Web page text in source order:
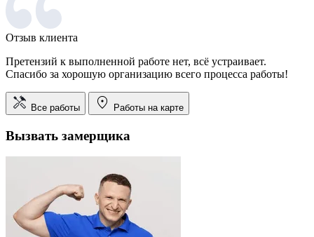
Отзыв клиента
Претензий к выполненной работе нет, всё устраивает.
Спасибо за хорошую организацию всего процесса работы!
Все работы Работы на карте
Вызвать замерщика